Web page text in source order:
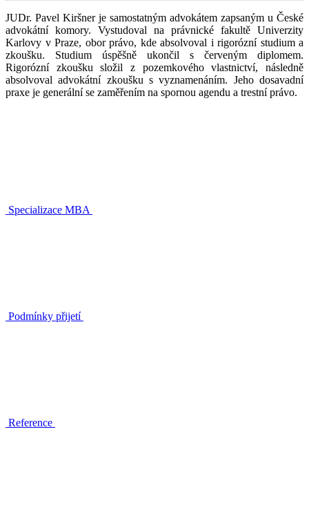
JUDr. Pavel Kiršner je samostatným advokátem zapsaným u České
advokátní komory. Vystudoval na právnické fakultě Univerzity
Karlovy v Praze, obor právo, kde absolvoval i rigorózní studium a
zkoušku. Studium úspěšně ukončil s červeným diplomem.
Rigorózní zkoušku složil z pozemkového vlastnictví, následně
absolvoval advokátní zkoušku s vyznamenáním. Jeho dosavadní
praxe je generální se zaměřením na spornou agendu a trestní právo.
Specializace MBA
Podmínky přijetí
Reference